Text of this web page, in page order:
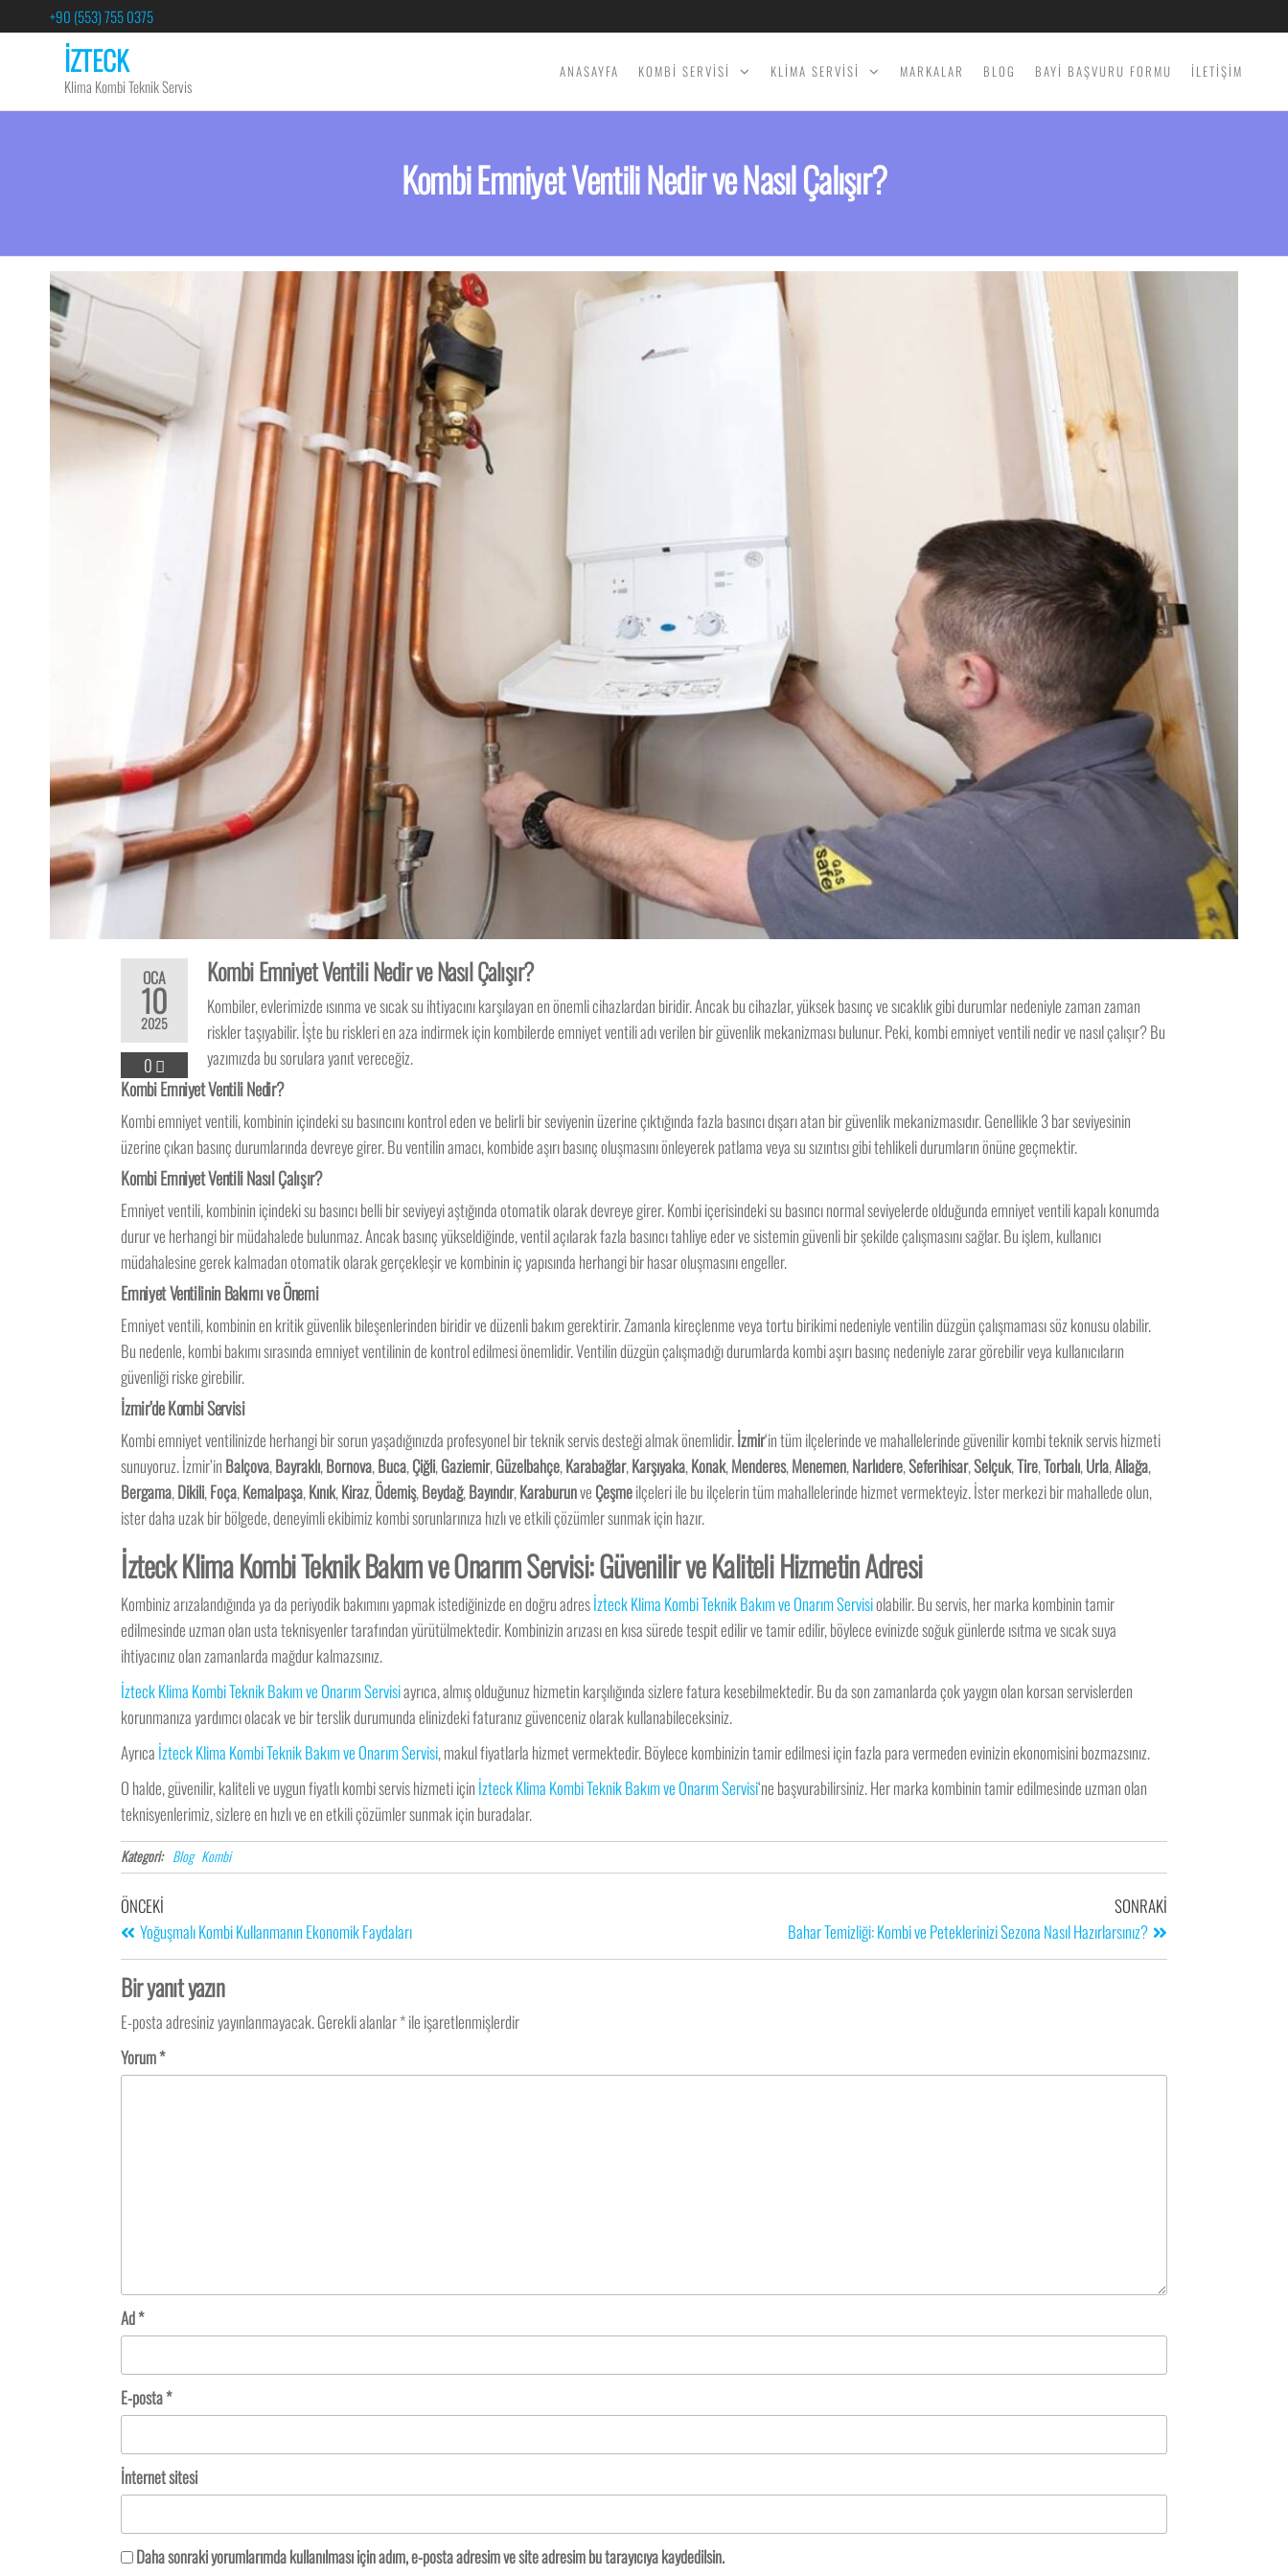
+90 (553) 755 0375
İZTECK
Klima Kombi Teknik Servis
ANASAYFA KOMBİ SERVİSİ KLİMA SERVİSİ MARKALAR BLOG BAYİ BAŞVURU FORMU İLETİŞİM
Kombi Emniyet Ventili Nedir ve Nasıl Çalışır?
OCA
10
2025
0
Kombi Emniyet Ventili Nedir ve Nasıl Çalışır?
Kombiler, evlerimizde ısınma ve sıcak su ihtiyacını karşılayan en önemli cihazlardan biridir. Ancak bu cihazlar, yüksek basınç ve sıcaklık gibi durumlar nedeniyle zaman zaman
riskler taşıyabilir. İşte bu riskleri en aza indirmek için kombilerde emniyet ventili adı verilen bir güvenlik mekanizması bulunur. Peki, kombi emniyet ventili nedir ve nasıl çalışır? Bu
yazımızda bu sorulara yanıt vereceğiz.
Kombi Emniyet Ventili Nedir?
Kombi emniyet ventili, kombinin içindeki su basıncını kontrol eden ve belirli bir seviyenin üzerine çıktığında fazla basıncı dışarı atan bir güvenlik mekanizmasıdır. Genellikle 3 bar seviyesinin
üzerine çıkan basınç durumlarında devreye girer. Bu ventilin amacı, kombide aşırı basınç oluşmasını önleyerek patlama veya su sızıntısı gibi tehlikeli durumların önüne geçmektir.
Kombi Emniyet Ventili Nasıl Çalışır?
Emniyet ventili, kombinin içindeki su basıncı belli bir seviyeyi aştığında otomatik olarak devreye girer. Kombi içerisindeki su basıncı normal seviyelerde olduğunda emniyet ventili kapalı konumda
durur ve herhangi bir müdahalede bulunmaz. Ancak basınç yükseldiğinde, ventil açılarak fazla basıncı tahliye eder ve sistemin güvenli bir şekilde çalışmasını sağlar. Bu işlem, kullanıcı
müdahalesine gerek kalmadan otomatik olarak gerçekleşir ve kombinin iç yapısında herhangi bir hasar oluşmasını engeller.
Emniyet Ventilinin Bakımı ve Önemi
Emniyet ventili, kombinin en kritik güvenlik bileşenlerinden biridir ve düzenli bakım gerektirir. Zamanla kireçlenme veya tortu birikimi nedeniyle ventilin düzgün çalışmaması söz konusu olabilir.
Bu nedenle, kombi bakımı sırasında emniyet ventilinin de kontrol edilmesi önemlidir. Ventilin düzgün çalışmadığı durumlarda kombi aşırı basınç nedeniyle zarar görebilir veya kullanıcıların
güvenliği riske girebilir.
İzmir’de Kombi Servisi
Kombi emniyet ventilinizde herhangi bir sorun yaşadığınızda profesyonel bir teknik servis desteği almak önemlidir.İzmir‘in tüm ilçelerinde ve mahallelerinde güvenilir kombi teknik servis hizmeti
sunuyoruz. İzmir’in Balçova,Bayraklı,Bornova,Buca,Çiğli,Gaziemir,Güzelbahçe,Karabağlar,Karşıyaka,Konak,Menderes,Menemen,Narlıdere,Seferihisar,Selçuk,Tire,Torbalı,Urla,Aliağa,
Bergama,Dikili,Foça,Kemalpaşa,Kınık,Kiraz,Ödemiş,Beydağ,Bayındır,Karaburunve Çeşmeilçeleri ile bu ilçelerin tüm mahallelerinde hizmet vermekteyiz. İster merkezi bir mahallede olun,
ister daha uzak bir bölgede, deneyimli ekibimiz kombi sorunlarınıza hızlı ve etkili çözümler sunmak için hazır.
İzteck Klima Kombi Teknik Bakım ve Onarım Servisi: Güvenilir ve Kaliteli Hizmetin Adresi
Kombiniz arızalandığında ya da periyodik bakımını yapmak istediğinizde en doğru adresİzteck Klima Kombi Teknik Bakım ve Onarım Servisiolabilir. Bu servis, her marka kombinin tamir
edilmesinde uzman olan usta teknisyenler tarafından yürütülmektedir. Kombinizin arızası en kısa sürede tespit edilir ve tamir edilir, böylece evinizde soğuk günlerde ısıtma ve sıcak suya
ihtiyacınız olan zamanlarda mağdur kalmazsınız.
İzteck Klima Kombi Teknik Bakım ve Onarım Servisiayrıca, almış olduğunuz hizmetin karşılığında sizlere fatura kesebilmektedir. Bu da son zamanlarda çok yaygın olan korsan servislerden
korunmanıza yardımcı olacak ve bir terslik durumunda elinizdeki faturanız güvenceniz olarak kullanabileceksiniz.
Ayrıca İzteck Klima Kombi Teknik Bakım ve Onarım Servisi, makul fiyatlarla hizmet vermektedir. Böylece kombinizin tamir edilmesi için fazla para vermeden evinizin ekonomisini bozmazsınız.
O halde, güvenilir, kaliteli ve uygun fiyatlı kombi servis hizmeti için İzteck Klima Kombi Teknik Bakım ve Onarım Servisi‘ne başvurabilirsiniz. Her marka kombinin tamir edilmesinde uzman olan
teknisyenlerimiz, sizlere en hızlı ve en etkili çözümler sunmak için buradalar.
Kategori: Blog Kombi
ÖNCEKI
Yoğuşmalı Kombi Kullanmanın Ekonomik Faydaları
SONRAKI
Bahar Temizliği: Kombi ve Peteklerinizi Sezona Nasıl Hazırlarsınız?
Bir yanıt yazın
E-posta adresiniz yayınlanmayacak.Gerekli alanlar*ile işaretlenmişlerdir
Yorum*
Ad*
E-posta*
İnternet sitesi
Daha sonraki yorumlarımda kullanılması için adım, e-posta adresim ve site adresim bu tarayıcıya kaydedilsin.